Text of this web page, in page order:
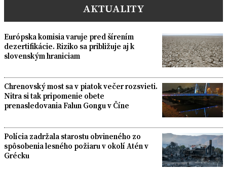
AKTUALITY
Európska komisia varuje pred šírením
dezertifikácie. Riziko sa približuje aj k
slovenským hraniciam
Chrenovský most sa v piatok večer rozsvieti.
Nitra si tak pripomenie obete
prenasledovania Falun Gongu v Číne
Polícia zadržala starostu obvineného zo
spôsobenia lesného požiaru v okolí Atén v
Grécku